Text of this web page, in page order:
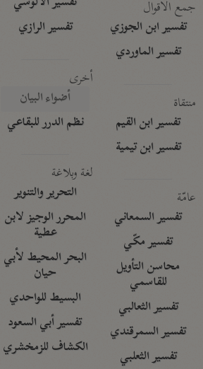
جمع الأقوال
تفسير ابن الجوزي
تفسير الماوردي
منتقاة
تفسير ابن القيم
تفسير ابن تيمية
عامّة
تفسير السمعاني
تفسير مكّي
محاسن التأويل
للقاسمي
تفسير الثعالبي
تفسير السمرقندي
تفسير الثعلبي
تفسير الرازي
أخرى
أضواء البيان
نظم الدرر للبقاعي
لغة وبلاغة
التحرير والتنوير
المحرر الوجيز لابن
عطية
البحر المحيط لأبي
حيان
البسيط للواحدي
تفسير أبي السعود
الكشاف للزمخشري